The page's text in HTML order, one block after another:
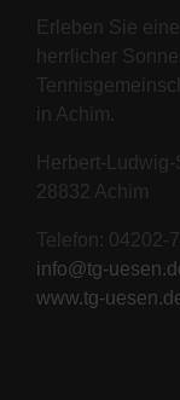
Erleben Sie
herrlicher
in Achim.
Herbert-
28832 Achim
Telefon: 04202-
info@tg-
www.tg-